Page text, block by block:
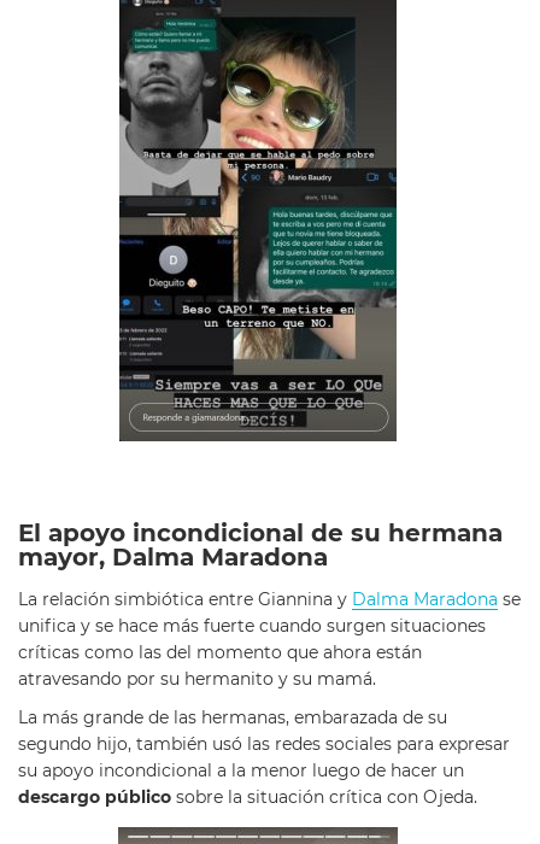
El apoyo incondicional de su hermana
mayor, Dalma Maradona
La relación simbiótica entre Giannina y Dalma Maradona se
unifica y se hace más fuerte cuando surgen situaciones
críticas como las del momento que ahora están
atravesando por su hermanito y su mamá.
La más grande de las hermanas, embarazada de su
segundo hijo, también usó las redes sociales para expresar
su apoyo incondicional a la menor luego de hacer un
descargo público sobre la situación crítica con Ojeda.